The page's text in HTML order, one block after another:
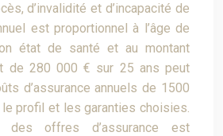
d’invalidité et d’incapacité de
est proportionnel à l’âge de
état de santé et au montant
de 280 000 € sur 25 ans peut
d’assurance annuels de 1500
profil et les garanties choisies.
des offres d’assurance est